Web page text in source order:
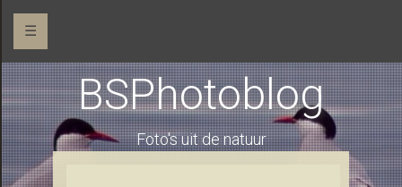
☰
BSPhotoblog
Foto's uit de natuur